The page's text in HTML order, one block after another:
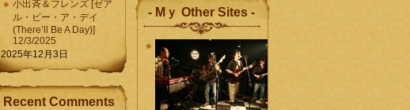
小出斉＆フレンズ [ゼア
ル・ビー・ア・デイ
(There’ll Be A Day)]
12/3/2025
2025年12月3日
Recent Comments
- Mｙ Other Sites -